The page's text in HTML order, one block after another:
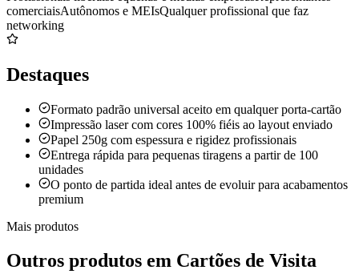
comerciaisAutônomos e MEIsQualquer profissional que faz
networking
Destaques
Formato padrão universal aceito em qualquer porta-cartão
Impressão laser com cores 100% fiéis ao layout enviado
Papel 250g com espessura e rigidez profissionais
Entrega rápida para pequenas tiragens a partir de 100
unidades
O ponto de partida ideal antes de evoluir para acabamentos
premium
Mais produtos
Outros produtos em Cartões de Visita